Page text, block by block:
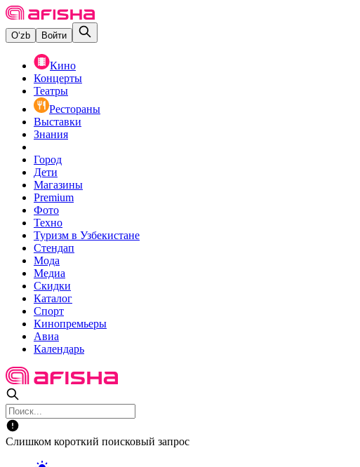
O‘zb Войти
Кино
Концерты
Театры
Рестораны
Выставки
Знания
Город
Дети
Магазины
Premium
Фото
Техно
Туризм в Узбекистане
Стендап
Мода
Медиа
Скидки
Каталог
Спорт
Кинопремьеры
Авиа
Календарь
Слишком короткий поисковый запрос